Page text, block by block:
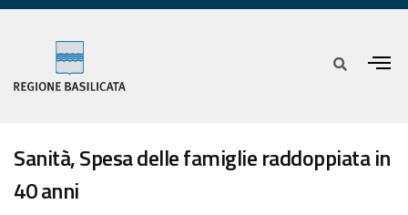
Sanità, Spesa delle famiglie raddoppiata in
40 anni